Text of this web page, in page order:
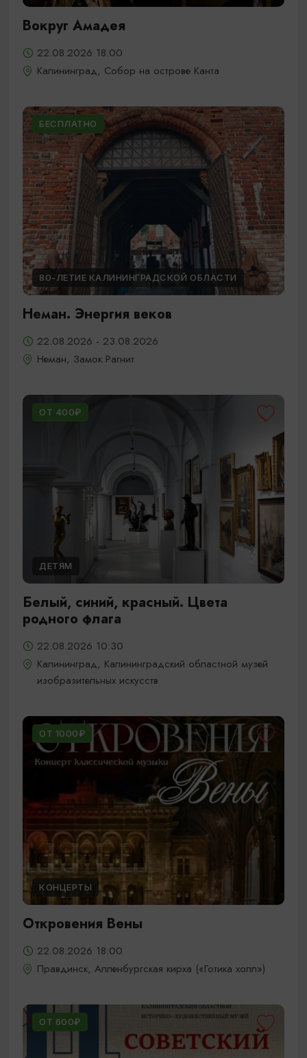
Вокруг Амадея
22.08.2026 18:00
Калининград, Собор на острове Канта
БЕСПЛАТНО
80-ЛЕТИЕ КАЛИНИНГРАДСКОЙ ОБЛАСТИ
Неман. Энергия веков
22.08.2026 - 23.08.2026
Неман, Замок Рагнит
ОТ 400₽
ДЕТЯМ
Белый, синий, красный. Цвета
родного флага
22.08.2026 10:30
Калининград, Калининградский областной музей
изобразительных искусств
ОТ 1000₽
КОНЦЕРТЫ
Откровения Вены
22.08.2026 18:00
Правдинск, Алленбургская кирха («Готика холл»)
ОТ 600₽